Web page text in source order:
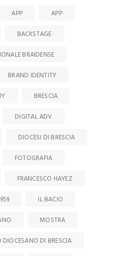
APP
APP
BACKSTAGE
BRAIDENSE
BRAND IDENTITY
BRESCIA
DIGITAL ADV
DIOCESI DI BRESCIA
FOTOGRAFIA
FRANCESCO HAYEZ
IL BACIO
MOSTRA
DIOCESANO DI BRESCIA